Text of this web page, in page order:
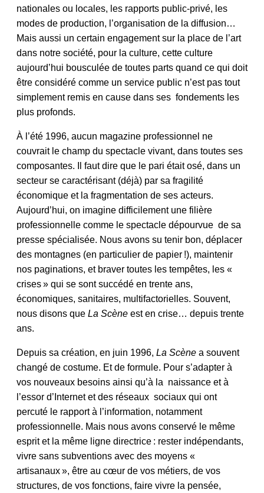
nationales ou locales, les rapports public-privé, les
modes de production, l’organisation de la diffusion…
Mais aussi un certain engagement sur la place de l’art
dans notre société, pour la culture, cette culture
aujourd’hui bousculée de toutes parts quand ce qui doit
être considéré comme un service public n’est pas tout
simplement remis en cause dans ses fondements les
plus profonds.
À l’été 1996, aucun magazine professionnel ne
couvrait le champ du spectacle vivant, dans toutes ses
composantes. Il faut dire que le pari était osé, dans un
secteur se caractérisant (déjà) par sa fragilité
économique et la fragmentation de ses acteurs.
Aujourd’hui, on imagine difficilement une filière
professionnelle comme le spectacle dépourvue de sa
presse spécialisée. Nous avons su tenir bon, déplacer
des montagnes (en particulier de papier !), maintenir
nos paginations, et braver toutes les tempêtes, les «
crises » qui se sont succédé en trente ans,
économiques, sanitaires, multifactorielles. Souvent,
nous disons que La Scène est en crise… depuis trente
ans.
Depuis sa création, en juin 1996, La Scène a souvent
changé de costume. Et de formule. Pour s’adapter à
vos nouveaux besoins ainsi qu’à la naissance et à
l’essor d’Internet et des réseaux sociaux qui ont
percuté le rapport à l’information, notamment
professionnelle. Mais nous avons conservé le même
esprit et la même ligne directrice : rester indépendants,
vivre sans subventions avec des moyens «
artisanaux », être au cœur de vos métiers, de vos
structures, de vos fonctions, faire vivre la pensée,